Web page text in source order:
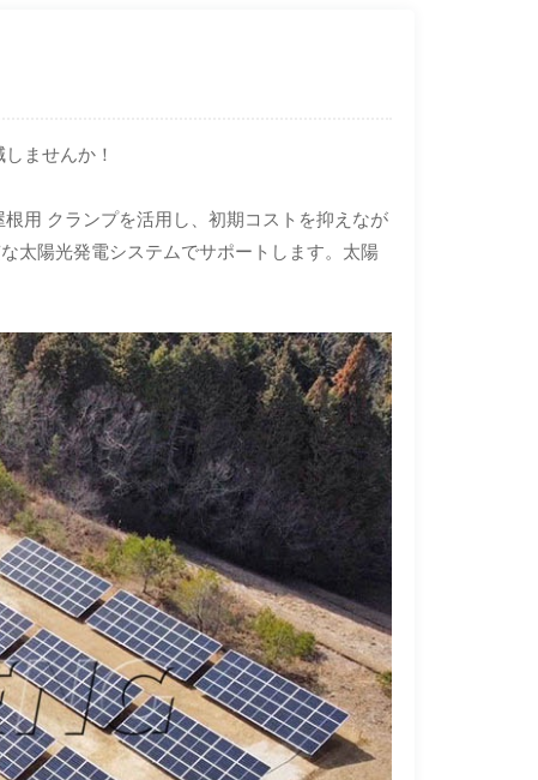
ませんか！
用 クランプを活用し、初期コストを抑えなが
太陽光発電システムでサポートします。太陽